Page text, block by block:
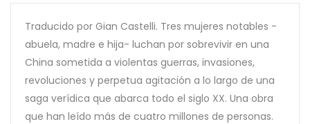
Traducido por Gian Castelli. Tres mujeres notables -
abuela, madre e hija- luchan por sobrevivir en una
China sometida a violentas guerras, invasiones,
revoluciones y perpetua agitación a lo largo de una
saga verídica que abarca todo el siglo XX. Una obra
que han leído más de cuatro millones de personas.